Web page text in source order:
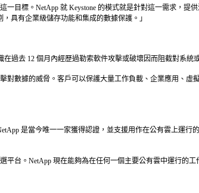
目標。NetApp 就 Keystone 的模式就是針對這一需求，提
具有企業級儲存功能和集成的數據保護。」
過去 12 個月內經歷過勒索軟件攻擊或破壞因而阻截對系統
數據的威脅。客戶可以保護大量工作負載、企業應用、虛
是當今唯一一家獲得認證，並支援用作在公有雲上運行
平台。NetApp 現在能夠為在任何一個主要公有雲中運行的